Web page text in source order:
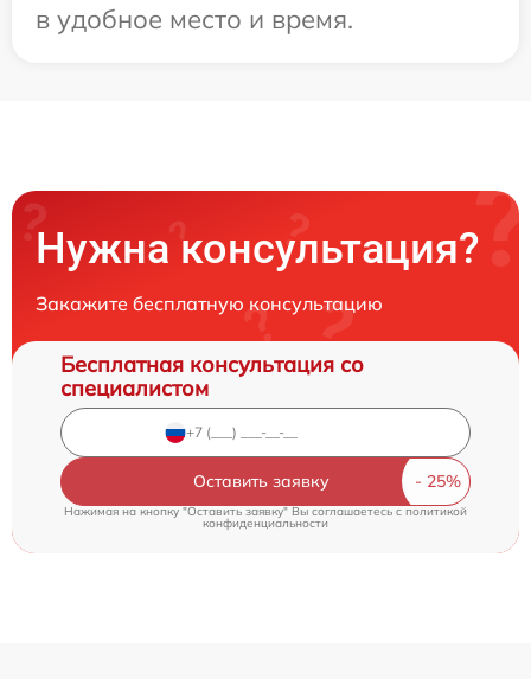
в удобное место и время.
Нужна консультация?
Закажите бесплатную консультацию
Бесплатная консультация со
специалистом
Оставить заявку
Нажимая на кнопку "Оставить заявку" Вы соглашаетесь cполитикой
конфиденциальности